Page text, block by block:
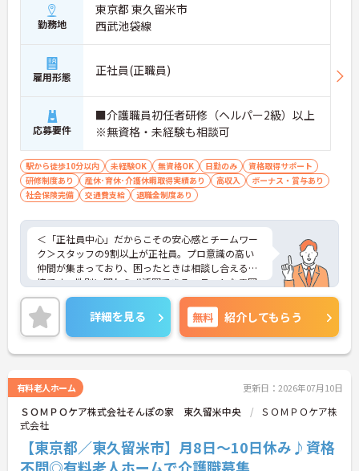
勤務地
東京都 東久留米市
西武池袋線
雇用形態 正社員(正職員)
応募要件
■介護職員初任者研修（ヘルパー2級）以上
※無資格・未経験も相談可
駅から徒歩10分以内 未経験OK 無資格OK 日勤のみ
資格取得サポート
研修制度あり
産休･育休･介護休暇取得実績あり 高収入
ボーナス・賞与あり
社会保険完備
交通費支給 退職金制度あり
＜「正社員中心」だからこその安心感とチームワー
ク＞スタッフの9割以上が正社員。プロ意識の高い
仲間が集まっており、困ったときは相談し合える環
境です。性別に関わらず活躍できるフラットな雰囲
気があります。
＜電動自転車でラクラク移動！身体への負担を軽減
＞会社から1人1台、専用の電動自転車が支給されま
す（一部例外あり）。お客様のご自宅への移動が快
適になるだけでなく、貸与された自転車での通勤も
合えます。
＜頑張りがしっかり給与に反映される仕組み＞「社
員を大事にする」をモットーに、業界トップクラス
の給与水準を目指しています。賞与は年2回あり、資
格手当や土日出勤手当も充実。キャリアパスも明確
で、管理者へのステップアップなど、頑張りに応じ
詳細を見る 無料 紹介してもらう
有料老人ホーム 更新日：2026年07月10日
ＳＯＭＰＯケア株式会社そんぽの家 東久留米中央
ＳＯＭＰＯケア株
式会社
【東京都／東久留米市】月8日～10日休み♪資格